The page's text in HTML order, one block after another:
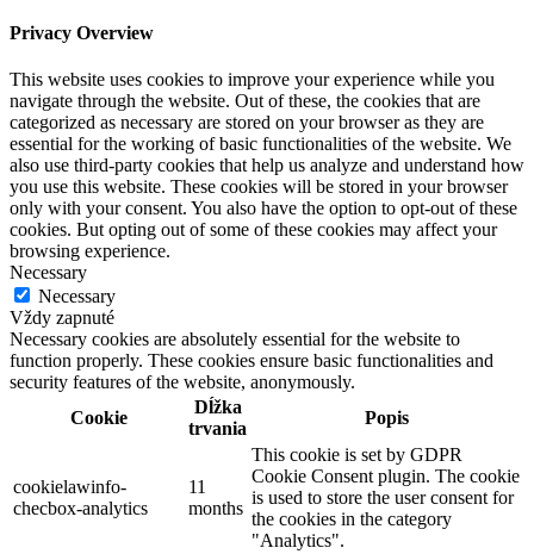
Privacy Overview
This website uses cookies to improve your experience while you
navigate through the website. Out of these, the cookies that are
categorized as necessary are stored on your browser as they are
essential for the working of basic functionalities of the website. We
also use third-party cookies that help us analyze and understand how
you use this website. These cookies will be stored in your browser
only with your consent. You also have the option to opt-out of these
cookies. But opting out of some of these cookies may affect your
browsing experience.
Necessary
Necessary
Vždy zapnuté
Necessary cookies are absolutely essential for the website to
function properly. These cookies ensure basic functionalities and
security features of the website, anonymously.
Cookie
Dĺžka
trvania
Popis
cookielawinfo-
checbox-analytics
11
months
This cookie is set by GDPR
Cookie Consent plugin. The cookie
is used to store the user consent for
the cookies in the category
"Analytics".